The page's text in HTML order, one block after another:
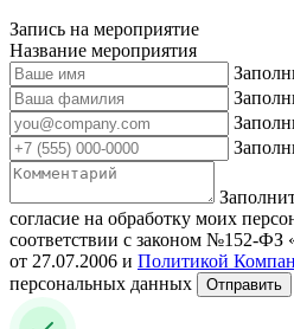
Запись на мероприятие
Название мероприятия
согласие на обработку моих
соответствии с законом №152-
от 27.07.2006 и Политикой
персональных данных
Отправить